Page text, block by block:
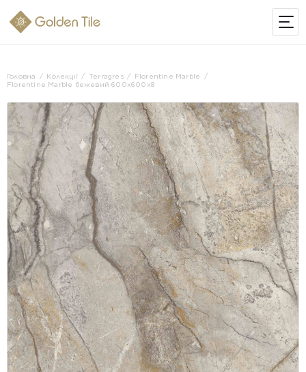
Головна Колекції Terragres
Florentine Marble
Florentine Marble бежевий 600х600х8